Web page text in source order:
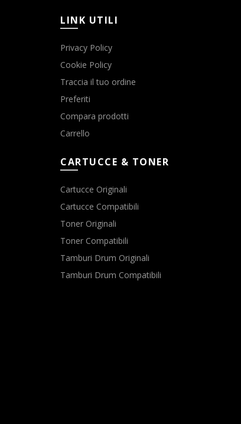
LINK UTILI
Privacy Policy
Cookie Policy
Traccia il tuo ordine
Preferiti
Compara prodotti
Carrello
CARTUCCE & TONER
Cartucce Originali
Cartucce Compatibili
Toner Originali
Toner Compatibili
Tamburi Drum Originali
Tamburi Drum Compatibili